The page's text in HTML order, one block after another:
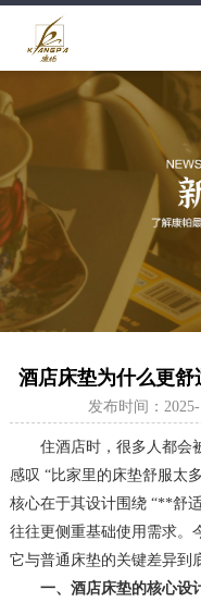
酒店床垫为什么更
发布时间：
住酒店时，很多人都会被
感叹 “比家里的床垫舒服太
核心在于其设计围绕 “**舒
往往更侧重基础使用需求。
它与普通床垫的关键差异到
一、酒店床垫的核心设